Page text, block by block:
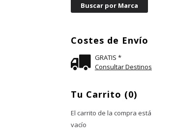
Costes de Envío
GRATIS *
Consultar Destinos
Tu Carrito (0)
El carrito de la compra está
vacío